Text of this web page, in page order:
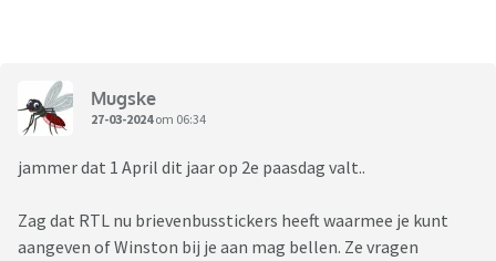
Mugske
27-03-2024om 06:34
jammer dat 1 April dit jaar op 2e paasdag valt..
Zag dat RTL nu brievenbusstickers heeft waarmee je kunt
aangeven of Winston bij je aan mag bellen. Ze vragen